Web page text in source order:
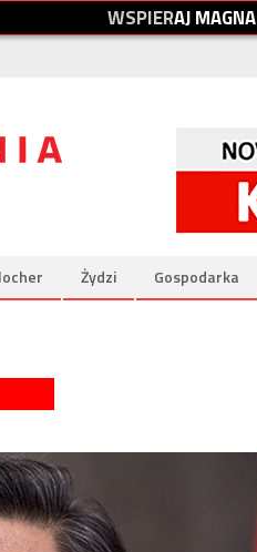
WSPIERAJMAGNA
Żydzi Gospodarka